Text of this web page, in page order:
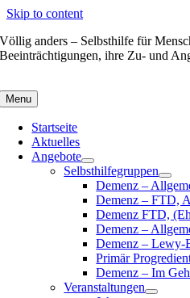
Skip to content
Völlig anders – Selbsthilfe für
Beeinträchtigungen, ihre Zu- und
Menu
Startseite
Aktuelles
Angebote
Selbsthilfegruppen
Demenz –
Demenz – FTD,
Demenz FTD,
Demenz –
Demenz – Lewy-
Primär
Demenz – Im
Veranstaltungen